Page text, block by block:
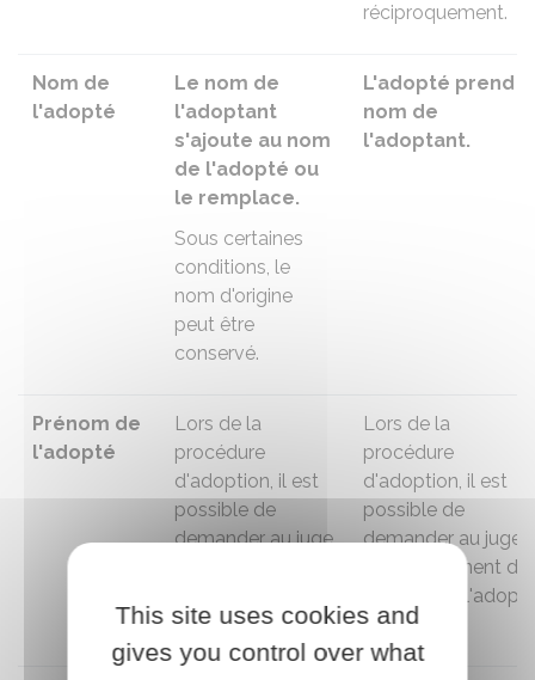
réciproquement.
Nom de
l'adopté
Le nom de
l'adoptant
s'ajoute au nom
de l'adopté ou
le remplace.
Sous certaines
conditions, le
nom d'origine
peut être
conservé.
L'adopté prend
nom de
l'adoptant.
Prénom de
l'adopté
Lors de la
procédure
d'adoption, il est
possible de
demander au juge
l'adopté.
Lors de la
procédure
d'adoption, il est
possible de
demander au juge
un changement de
prénom de
This site uses cookies and
gives you control over what